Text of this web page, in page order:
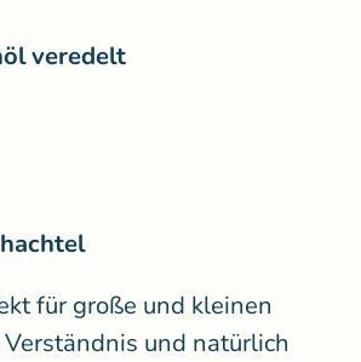
veredelt
für große und kleinen
und natürlich